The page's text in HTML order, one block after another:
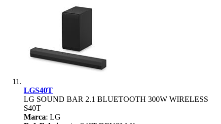
LGS40T
LG SOUND BAR 2.1 BLUETOOTH 300W WIRELESS
S40T
Marca: LG